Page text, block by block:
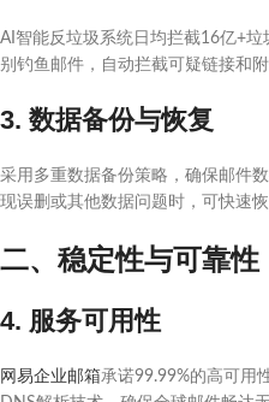
AI智能反垃圾系统日均拦截16亿+
别钓鱼邮件，自动拦截可疑链接和
3. 数据备份与恢复
采用多重数据备份策略，确保邮件
现误删或其他数据问题时，可快速恢
二、稳定性与可靠
4. 服务可用性
网易企业邮箱承诺99.99%的高可用